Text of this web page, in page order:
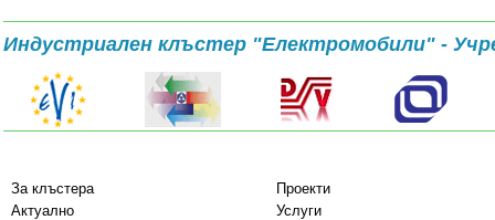
Индустриален клъстер "Електромобили" -
За клъстера
Проекти
Актуално
Услуги